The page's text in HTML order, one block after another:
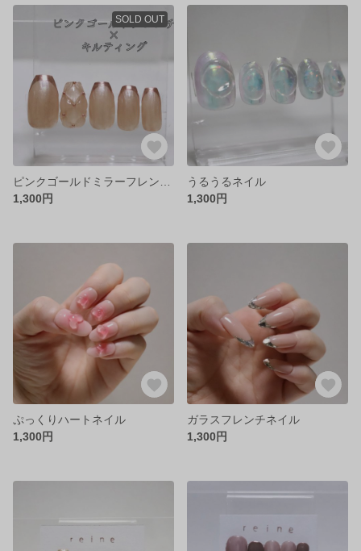
SOLD OUT
1,300円
うるうるネイル
1,300円
ぷっくりハートネイル
1,300円
ガラスフレンチネイル
1,300円